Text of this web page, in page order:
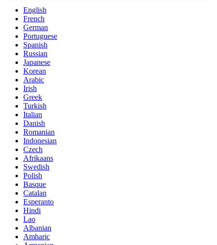
English
French
German
Portuguese
Spanish
Russian
Japanese
Korean
Arabic
Irish
Greek
Turkish
Italian
Danish
Romanian
Indonesian
Czech
Afrikaans
Swedish
Polish
Basque
Catalan
Esperanto
Hindi
Lao
Albanian
Amharic